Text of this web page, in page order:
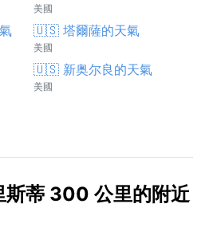
美國
🇺🇸 塔爾薩的天氣
美國
🇺🇸 新奥尔良的天氣
美國
斯蒂 300 公里的附近